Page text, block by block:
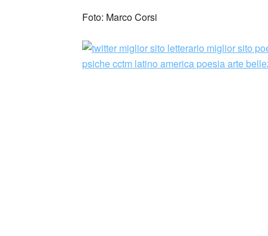
Foto: Marco Corsi